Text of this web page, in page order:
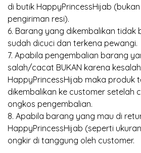
di butik HappyPrincessHijab
pengiriman resi).
6. Barang yang dikembalikan tidak
sudah dicuci dan terkena pewangi.
7. Apabila pengembalian barang
salah/cacat BUKAN karena
HappyPrincessHijab maka produk
dikembalikan ke customer setelah
ongkos pengembalian.
8. Apabila barang yang mau di
HappyPrincessHijab (seperti
ongkir di tanggung oleh customer.